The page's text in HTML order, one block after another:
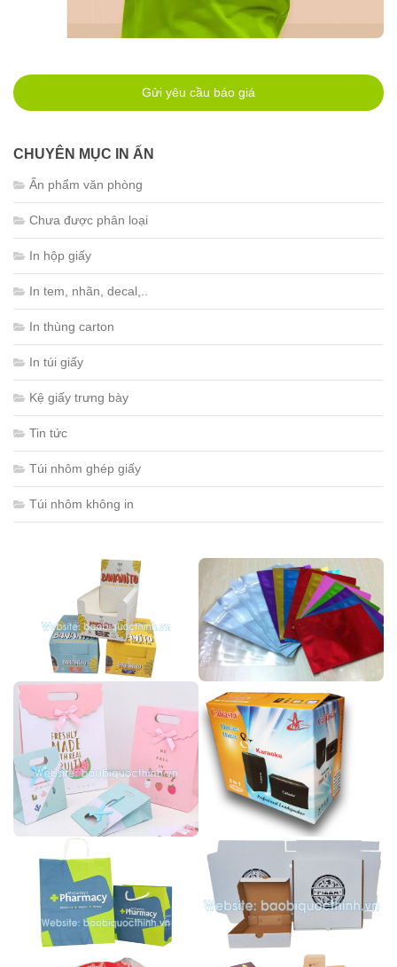
Gửi yêu cầu báo giá
CHUYÊN MỤC IN ẤN
Ấn phẩm văn phòng
Chưa được phân loại
In hộp giấy
In tem, nhãn, decal,..
In thùng carton
In túi giấy
Kệ giấy trưng bày
Tin tức
Túi nhôm ghép giấy
Túi nhôm không in